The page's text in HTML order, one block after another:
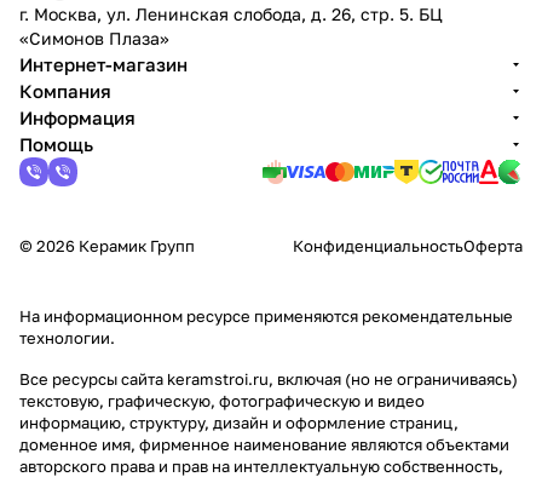
г. Москва, ул. Ленинская слобода, д. 26, стр. 5. БЦ
«Симонов Плаза»
Интернет-магазин
Компания
Информация
Помощь
© 2026 Керамик Групп КонфиденциальностьОферта
На информационном ресурсе применяются рекомендательные
технологии.
Все ресурсы сайта keramstroi.ru, включая (но не ограничиваясь)
текстовую, графическую, фотографическую и видео
информацию, структуру, дизайн и оформление страниц,
доменное имя, фирменное наименование являются объектами
авторского права и прав на интеллектуальную собственность,